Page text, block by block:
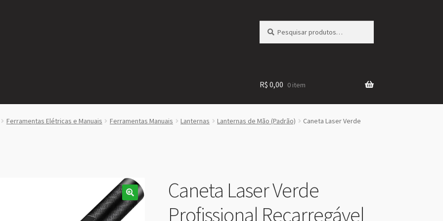
por:
R$ 0,00 0 item
Ferramentas Elétricas e Manuais Ferramentas Manuais Lanternas Lanternas de Mão (Padrão)
Caneta Laser Verde
Caneta Laser Verde
Profissional Recarregável